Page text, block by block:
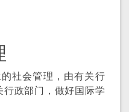
社会管理，由有关行
政部门，做好国际学